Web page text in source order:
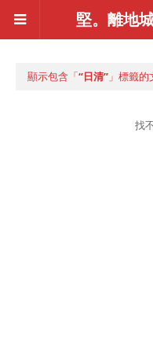
堅。離地
顯示包含「 日清 」標籤的
找